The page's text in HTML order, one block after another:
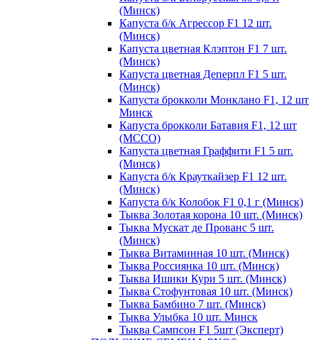
(Минск)
Капуста б/к Агрессор F1 12 шт.
(Минск)
Капуста цветная Клэптон F1 7 шт.
(Минск)
Капуста цветная Деперпл F1 5 шт.
(Минск)
Капуста брокколи Монклано F1, 12 шт
Минск
Капуста брокколи Батавия F1, 12 шт
(МССО)
Капуста цветная Граффити F1 5 шт.
(Минск)
Капуста б/к Крауткайзер F1 12 шт.
(Минск)
Капуста б/к Колобок F1 0,1 г (Минск)
Тыква Золотая корона 10 шт. (Минск)
Тыква Мускат де Прованс 5 шт.
(Минск)
Тыква Витаминная 10 шт. (Минск)
Тыква Россиянка 10 шт. (Минск)
Тыква Ишики Кури 5 шт. (Минск)
Тыква Стофунтовая 10 шт. (Минск)
Тыква Бамбино 7 шт. (Минск)
Тыква Улыбка 10 шт. Минск
Тыква Сампсон F1 5шт (Эксперт)